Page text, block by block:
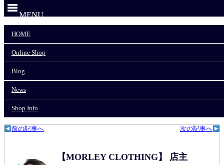
Online Shop
News
MENU
HOME
Online Shop
Blog
News
Shop Info
News>
次の記事へ
前の記事へ
【MORLEY CLOTHING】 店主